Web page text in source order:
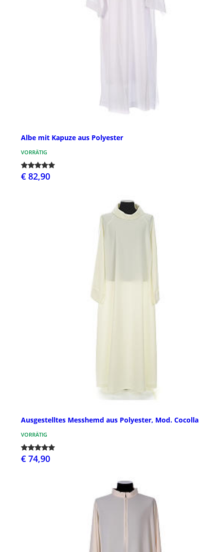
Albe mit Kapuze aus Polyester
VORRÄTIG
€ 82,90
Ausgestelltes Messhemd aus Polyester, Mod. Cocolla
VORRÄTIG
€ 74,90